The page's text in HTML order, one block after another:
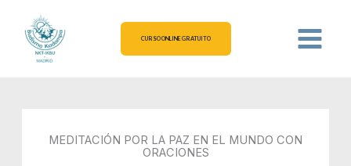
contenido
CURSO ONLINE GRATUITO
MEDITACIÓN POR LA PAZ EN EL MUNDO CON
ORACIONES